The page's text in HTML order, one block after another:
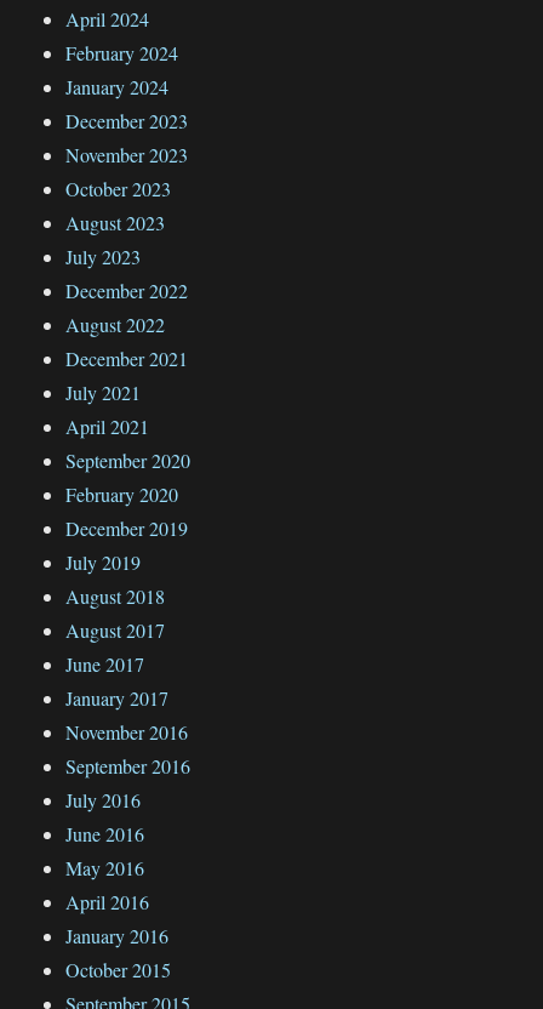
April 2024
February 2024
January 2024
December 2023
November 2023
October 2023
August 2023
July 2023
December 2022
August 2022
December 2021
July 2021
April 2021
September 2020
February 2020
December 2019
July 2019
August 2018
August 2017
June 2017
January 2017
November 2016
September 2016
July 2016
June 2016
May 2016
April 2016
January 2016
October 2015
September 2015